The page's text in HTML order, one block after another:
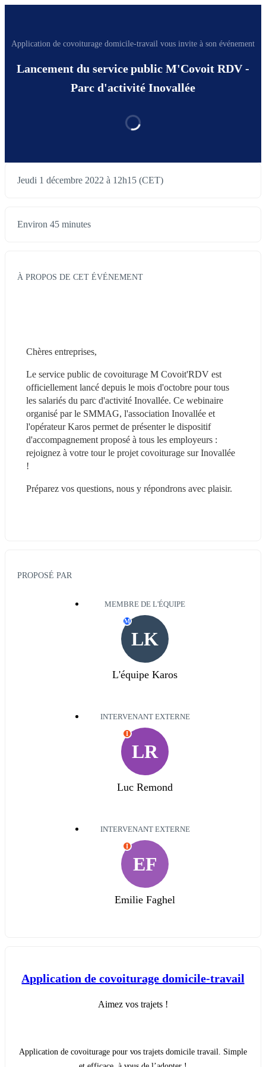
Application de covoiturage domicile-travail vous invite à son événement
Lancement du service public M'Covoit RDV -
Parc d'activité Inovallée
Jeudi 1 décembre 2022 à 12h15 (CET)
Environ 45 minutes
À PROPOS DE CET ÉVÉNEMENT
Chères entreprises,
Le service public de covoiturage M Covoit'RDV est
officiellement lancé depuis le mois d'octobre pour tous
les salariés du parc d'activité Inovallée. Ce webinaire
organisé par le SMMAG, l'association Inovallée et
l'opérateur Karos permet de présenter le dispositif
d'accompagnement proposé à tous les employeurs :
rejoignez à votre tour le projet covoiturage sur Inovallée
!
Préparez vos questions, nous y répondrons avec plaisir.
PROPOSÉ PAR
MEMBRE DE L'ÉQUIPE
LK
M
L'équipe Karos
INTERVENANT EXTERNE
LR
I
Luc Remond
INTERVENANT EXTERNE
EF
I
Emilie Faghel
Application de covoiturage domicile-travail
Aimez vos trajets !
Application de covoiturage pour vos trajets domicile travail. Simple